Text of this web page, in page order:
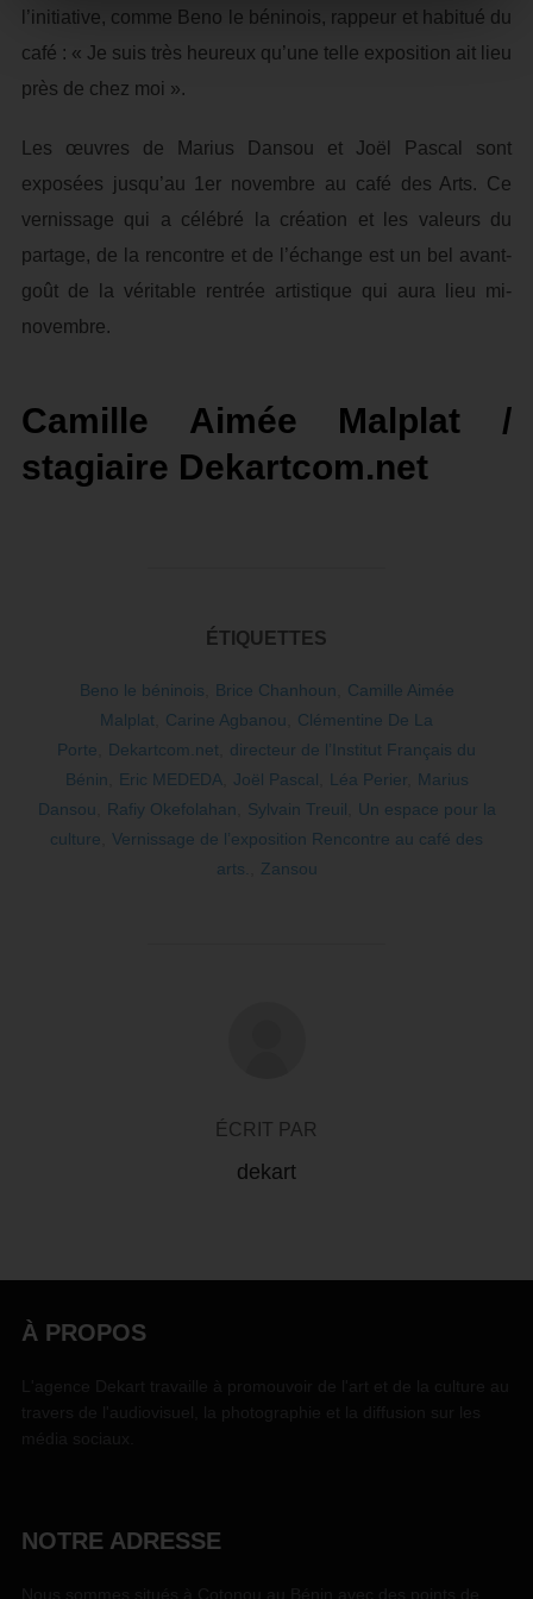
l’initiative, comme Beno le béninois, rappeur et habitué du
café : « Je suis très heureux qu’une telle exposition ait lieu
près de chez moi ».
Les œuvres de Marius Dansou et Joël Pascal sont
exposées jusqu’au 1er novembre au café des Arts. Ce
vernissage qui a célébré la création et les valeurs du
partage, de la rencontre et de l’échange est un bel avant-
goût de la véritable rentrée artistique qui aura lieu mi-
novembre.
Camille Aimée Malplat /
stagiaire Dekartcom.net
ÉTIQUETTES
Beno le béninois Brice Chanhoun
Camille Aimée
Malplat
Carine Agbanou
Clémentine De La
Porte
Dekartcom.net
directeur de l’Institut Français du
Bénin
Eric MEDEDA, Joël Pascal Léa Perier,
Marius
Dansou
Rafiy Okefolahan Sylvain Treuil
Un espace pour la
culture
Vernissage de l’exposition Rencontre au café des
arts.
Zansou
ÉCRIT PAR
dekart
À PROPOS
NOTRE ADRESSE